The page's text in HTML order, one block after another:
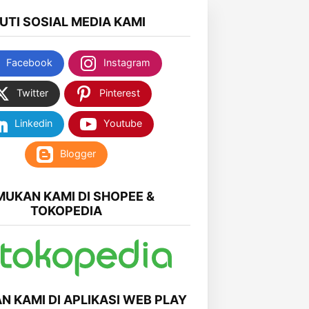
SOSIAL MEDIA KAMI
Facebook Instagram
Twitter Pinterest
Linkedin Youtube
Blogger
KAMI DI SHOPEE &
TOKOPEDIA
KAMI DI APLIKASI WEB PLAY